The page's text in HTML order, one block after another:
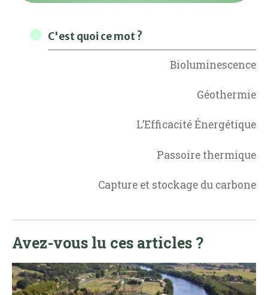
C'est quoi ce mot ?
Bioluminescence
Géothermie
L’Efficacité Énergétique
Passoire thermique
Capture et stockage du carbone
Avez-vous lu ces articles ?